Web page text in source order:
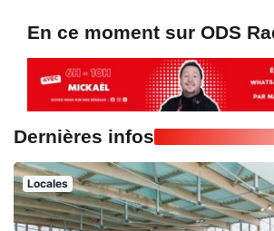
En ce moment sur ODS
Dernières infos
Locales